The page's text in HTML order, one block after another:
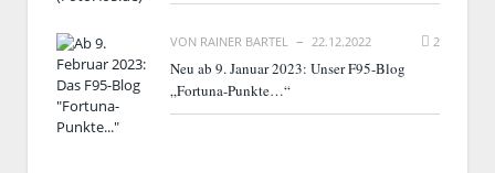
VON RAINER BARTEL 22.12.2022 2
Neu ab 9. Januar 2023: Unser F95-Blog
„Fortuna-Punkte…“